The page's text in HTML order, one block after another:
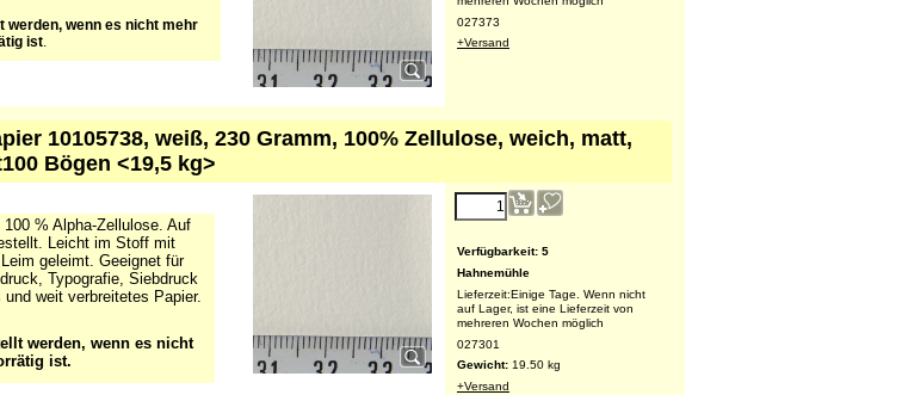
auf Lager, ist eine Lieferzeit von
wenn es nicht mehr
ist.
10105738, weiß, 230 Gramm, 100% Zellulose, weich, matt,
Bögen <19,5 kg>
€320.87
Verfügbarkeit: 5
Lieferzeit:
Einige Tage. Wenn nicht
auf Lager, ist eine Lieferzeit von
mehreren Wochen möglich
% Alpha-Zellulose. Auf
Leicht im Stoff mit
geleimt. Geeignet für
Typografie, Siebdruck
weit verbreitetes Papier.
werden, wenn es nicht
ist.